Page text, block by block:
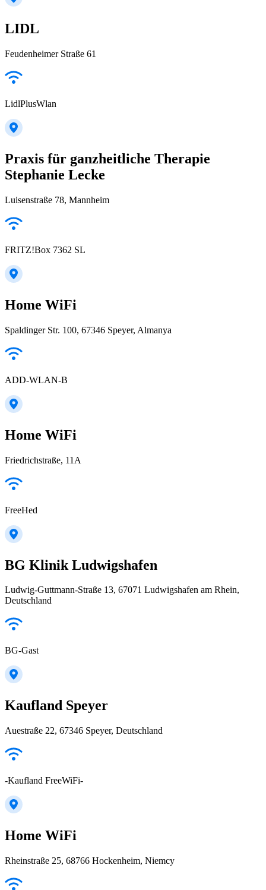
LIDL
Feudenheimer Straße 61
LidlPlusWlan
Praxis für ganzheitliche Therapie
Stephanie Lecke
Luisenstraße 78, Mannheim
FRITZ!Box 7362 SL
Home WiFi
Spaldinger Str. 100, 67346 Speyer, Almanya
ADD-WLAN-B
Home WiFi
Friedrichstraße, 11A
FreeHed
BG Klinik Ludwigshafen
Ludwig-Guttmann-Straße 13, 67071 Ludwigshafen am Rhein,
Deutschland
BG-Gast
Kaufland Speyer
Auestraße 22, 67346 Speyer, Deutschland
-Kaufland FreeWiFi-
Home WiFi
Rheinstraße 25, 68766 Hockenheim, Niemcy